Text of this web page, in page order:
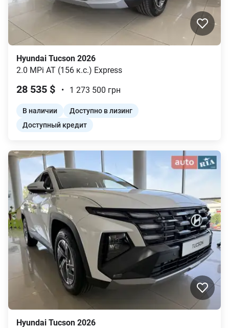
Hyundai Tucson 2026
2.0 MPi AT (156 к.с.) Express
28 535 $ • 1 273 500 грн
В наличии
Доступно в лизинг
Доступный кредит
Hyundai Tucson 2026